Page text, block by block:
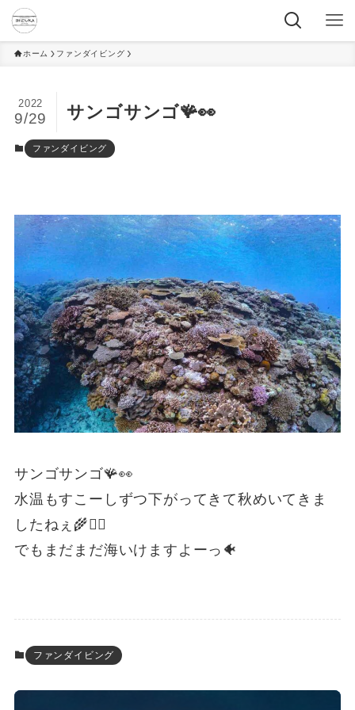
ホーム ファンダイビング
サンゴサンゴ🪸👀
2022
9/29
ファンダイビング
サンゴサンゴ🪸👀
水温もすこーしずつ下がってきて秋めいてきま
したねぇ🌾🙆‍♂️
でもまだまだ海いけますよーっ🐠
ファンダイビング